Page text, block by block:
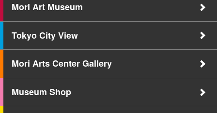
Mori Art Museum
Tokyo City View
Mori Arts Center Gallery
Museum Shop